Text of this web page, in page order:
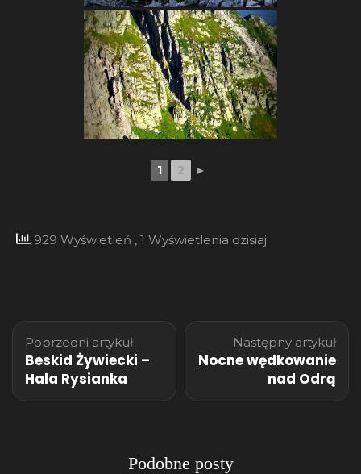
1 2 ►
929 Wyświetleń , 1 Wyświetlenia dzisiaj
wpisu
Poprzedni artykuł
Beskid Żywiecki –
Hala Rysianka
Następny artykuł
Nocne wędkowanie
nad Odrą
Podobne posty